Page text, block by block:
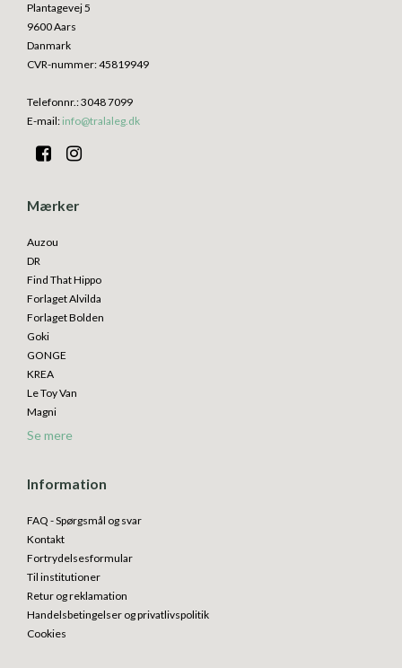
Plantagevej 5
9600 Aars
Danmark
CVR-nummer:45819949
Telefonnr.:3048 7099
E-mail: info@tralaleg.dk
Mærker
Auzou
DR
Find That Hippo
Forlaget Alvilda
Forlaget Bolden
Goki
GONGE
KREA
Le Toy Van
Magni
Se mere
Information
FAQ - Spørgsmål og svar
Kontakt
Fortrydelsesformular
Til institutioner
Retur og reklamation
Handelsbetingelser og privatlivspolitik
Cookies